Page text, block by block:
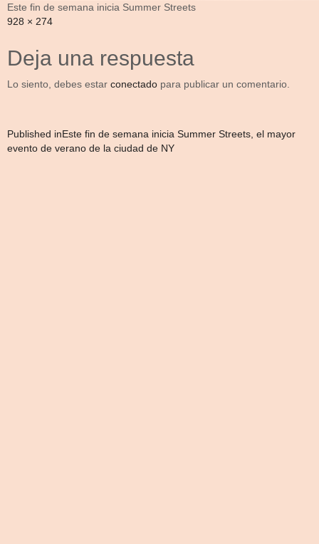
Este fin de semana inicia Summer Streets
Full
928 × 274
Deja una respuesta
Lo siento, debes estar conectado para publicar un comentario.
Navegación
Published inEste fin de semana inicia Summer Streets, el mayor
evento de verano de la ciudad de NY